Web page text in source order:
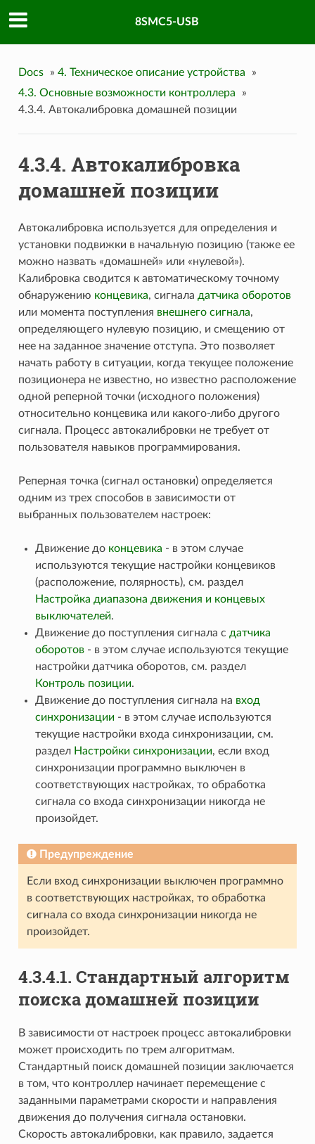
8SMC5-USB
Docs » 4. Техническое описание устройства
»
4.3. Основные возможности контроллера
»
4.3.4. Автокалибровка домашней позиции
4.3.4. Автокалибровка
домашней позиции
Автокалибровка используется для определения и
установки подвижки в начальную позицию (также ее
можно назвать «домашней» или «нулевой»).
Калибровка сводится к автоматическому точному
обнаружению концевика, сигнала датчика оборотов
или момента поступления внешнего сигнала,
определяющего нулевую позицию, и смещению от
нее на заданное значение отступа. Это позволяет
начать работу в ситуации, когда текущее положение
позиционера не известно, но известно расположение
одной реперной точки (исходного положения)
относительно концевика или какого-либо другого
сигнала. Процесс автокалибровки не требует от
пользователя навыков программирования.
Реперная точка (сигнал остановки) определяется
одним из трех способов в зависимости от
выбранных пользователем настроек:
Движение до концевика - в этом случае
используются текущие настройки концевиков
(расположение, полярность), см. раздел
Настройка диапазона движения и концевых
выключателей.
Движение до поступления сигнала с датчика
оборотов- в этом случае используются текущие
настройки датчика оборотов, см. раздел
Контроль позиции.
Движение до поступления сигнала на вход
синхронизации - в этом случае используются
текущие настройки входа синхронизации, см.
раздел Настройки синхронизации, если вход
синхронизации программно выключен в
соответствующих настройках, то обработка
сигнала со входа синхронизации никогда не
произойдет.
Предупреждение
Если вход синхронизации выключен программно
в соответствующих настройках, то обработка
сигнала со входа синхронизации никогда не
произойдет.
4.3.4.1. Стандартный алгоритм
поиска домашней позиции
В зависимости от настроек процесс автокалибровки
может происходить по трем алгоритмам.
Стандартный поиск домашней позиции заключается
в том, что контроллер начинает перемещение с
заданными параметрами скорости и направления
движения до получения сигнала остановки.
Скорость автокалибровки, как правило, задается